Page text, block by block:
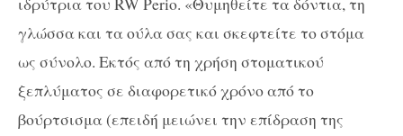
γλώσσα και τα ούλα σας και σκεφτείτε το στόμα
ως σύνολο. Εκτός από τη χρήση στοματικού
ξεπλύματος σε διαφορετικό χρόνο από το
βούρτσισμα (επειδή μειώνει την επίδραση της